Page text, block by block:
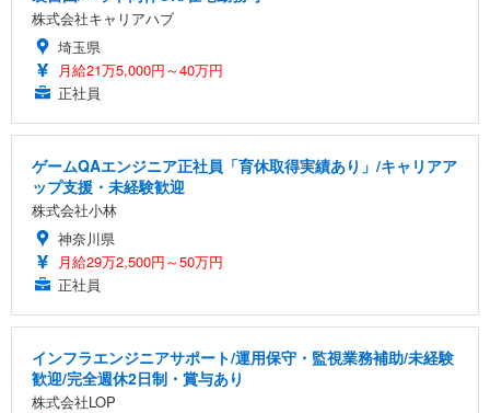
株式会社キャリアハブ
埼玉県
月給21万5,000円～40万円
正社員
ゲームQAエンジニア正社員「育休取得実績あり」/キャリアア
ップ支援・未経験歓迎
株式会社小林
神奈川県
月給29万2,500円～50万円
正社員
インフラエンジニアサポート/運用保守・監視業務補助/未経験
歓迎/完全週休2日制・賞与あり
株式会社LOP